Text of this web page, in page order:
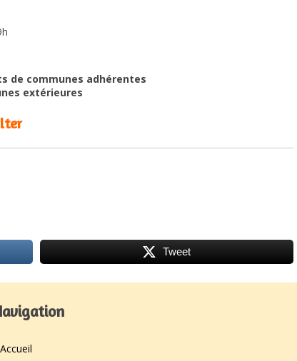
de communes adhérentes
extérieures
Tweet
Accueil